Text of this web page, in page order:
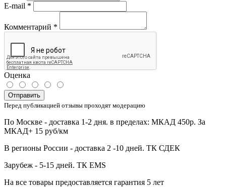
E-mail *
Комментарий *
Оценка
Отправить
Перед публикацией отзывы проходят модерацию
По Москве - доставка 1-2 дня. в пределах: МКАД 450р. За
МКАД+ 15 руб/км
В регионы России - доставка 2 -10 дней. ТК СДЕК
Зарубеж - 5-15 дней. ТК EMS
На все товары предоставляется гарантия 5 лет